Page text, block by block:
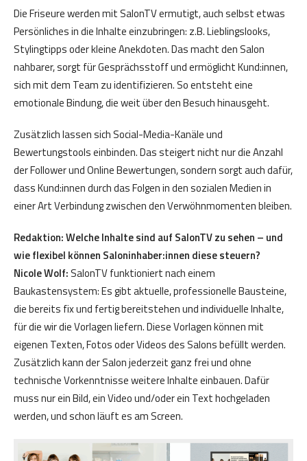
Die Friseure werden mit SalonTV ermutigt, auch selbst etwas
Persönliches in die Inhalte einzubringen: z.B. Lieblingslooks,
Stylingtipps oder kleine Anekdoten. Das macht den Salon
nahbarer, sorgt für Gesprächsstoff und ermöglicht Kund:innen,
sich mit dem Team zu identifizieren. So entsteht eine
emotionale Bindung, die weit über den Besuch hinausgeht.
Zusätzlich lassen sich Social-Media-Kanäle und
Bewertungstools einbinden. Das steigert nicht nur die Anzahl
der Follower und Online Bewertungen, sondern sorgt auch dafür,
dass Kund:innen durch das Folgen in den sozialen Medien in
einer Art Verbindung zwischen den Verwöhnmomenten bleiben.
Redaktion: Welche Inhalte sind auf SalonTV zu sehen – und
wie flexibel können Saloninhaber:innen diese steuern?
Nicole Wolf: SalonTV funktioniert nach einem
Baukastensystem: Es gibt aktuelle, professionelle Bausteine,
die bereits fix und fertig bereitstehen und individuelle Inhalte,
für die wir die Vorlagen liefern. Diese Vorlagen können mit
eigenen Texten, Fotos oder Videos des Salons befüllt werden.
Zusätzlich kann der Salon jederzeit ganz frei und ohne
technische Vorkenntnisse weitere Inhalte einbauen. Dafür
muss nur ein Bild, ein Video und/oder ein Text hochgeladen
werden, und schon läuft es am Screen.